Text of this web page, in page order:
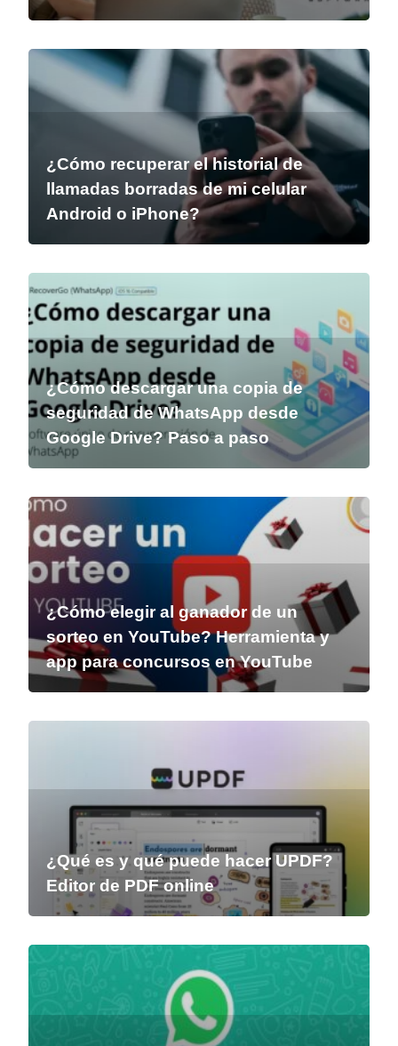
¿Cómo recuperar el historial de
llamadas borradas de mi celular
Android o iPhone?
¿Cómo descargar una copia de
seguridad de WhatsApp desde
Google Drive? Paso a paso
¿Cómo elegir al ganador de un
sorteo en YouTube? Herramienta y
app para concursos en YouTube
¿Qué es y qué puede hacer UPDF?
Editor de PDF online